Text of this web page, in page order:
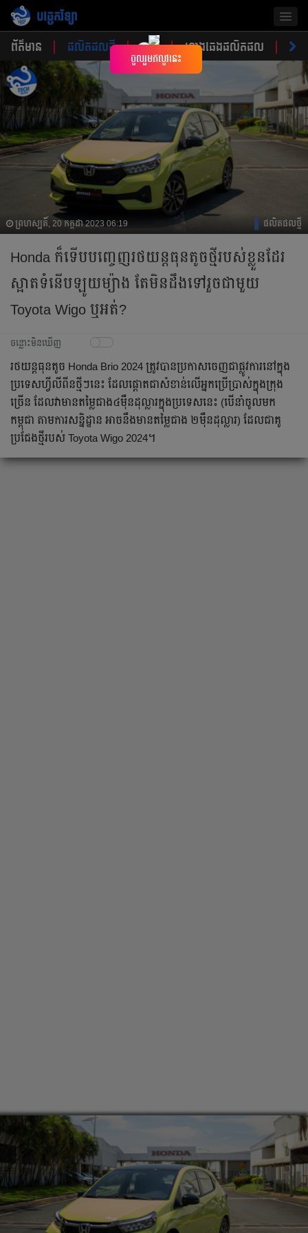
បច្ចេកវិទ្យា
ព័ត៌មាន ផលិតផលថ្មី គន្លឹះ ហាងឆេងផលិតផល ចំណ
ព្រហស្បតិ៍, 20 កក្កដា 2023 06:19 ផលិតផលថ្មី
Honda ក៏ទើបបញ្ចេញរថយន្តធុនតូច​ថ្មីរបស់ខ្លួនដែរ
ស្អាតទំនើប​ឡូយម្យ៉ាង​ តែមិនដឹងទៅរួចជាមួយ
Toyota Wigo ឬអត់?
ចន្លោះមិនឃើញ
រថយន្ត​ធុនតូច Honda Brio 2024 ត្រូវបាន​ប្រកាស​ចេញ​ជាផ្លូវការ​នៅក្នុង
ប្រទេស​ហ្វីលីពីនថ្មីៗនេះ ដែលផ្តោតជាសំខាន់លើអ្នកប្រើប្រាស់​ក្នុងក្រុង
ច្រើន ដែលវាមានតម្លៃជាង៤ម៉ឺនដុល្លារ​ក្នុងប្រទេស​នេះ (បើនាំចូល​មក
កម្ពុជា​ តាមការសន្និដ្ឋាន អាចនឹងមាន​តម្លៃជាង ២ម៉ឺនដុល្លារ) ដែល​ជាគូ
ប្រជែងថ្មីរបស់ Toyota Wigo 2024។
×
ចូលរួមឥលូវនេះ